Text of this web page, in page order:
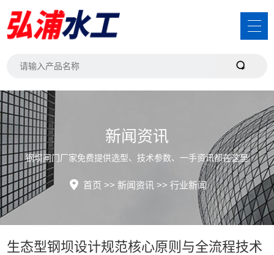
新闻资讯
钢坝闸门厂家免费提供选型、技术参数、一手资讯都在这里
首页 >> 新闻资讯 >> 行业新闻
生态型钢坝设计规范核心原则与全流程技术